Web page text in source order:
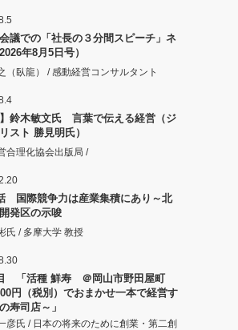
議での「社長の３分間スピーチ」ネ
年8月5日号）
（臥龍） / 感動経営コンサルタント
】鈴木敏文氏 言葉で伝える経営（ジ
スト 勝見明氏）
合理化協会出版局 /
国際競争力は産業集積にあり～北
発区の示唆
/ 多摩大学 教授
「活種 鮮寿 ＠岡山市野田屋町
円（税別）でおまかせ一本で経営す
寿司店～」
彦氏 / 日本の将来のために創業・第二創